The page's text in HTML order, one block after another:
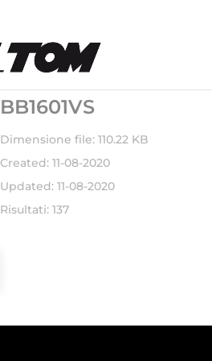
BB1601VS
Dimensione file: 110.22 KB
Created: 11-08-2020
Updated: 11-08-2020
Risultati: 137